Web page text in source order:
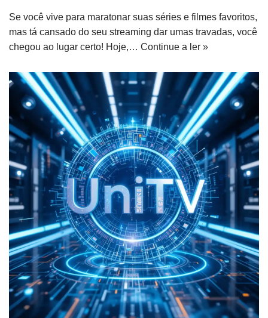
Se você vive para maratonar suas séries e filmes favoritos,
mas tá cansado do seu streaming dar umas travadas, você
chegou ao lugar certo! Hoje,… Continue a ler »